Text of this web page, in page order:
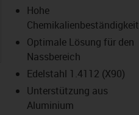
igus-icon-lupe
igus-icon-lupe
Hohe
Chemikalienbeständigkeit
Optimale Lösung für den
Nassbereich
Edelstahl 1.4112 (X90)
Unterstützung aus
Aluminium